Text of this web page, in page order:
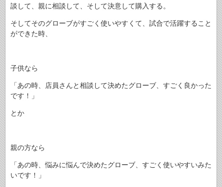
談して、親に相談して、そして決意して購入する。
そしてそのグローブがすごく使いやすくて、試合で活躍すること
ができた時、
子供なら
「あの時、店員さんと相談して決めたグローブ、すごく良かった
です！」
とか
親の方なら
「あの時、悩みに悩んで決めたグローブ、すごく使いやすいみた
いです！」